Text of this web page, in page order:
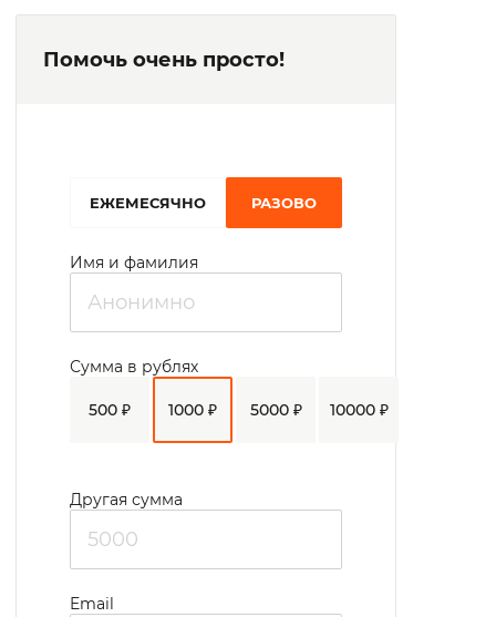
Помочь очень просто!
EЖЕМЕСЯЧНО РАЗОВО
Имя и фамилия
500 ₽ 1000 ₽ 5000 ₽ 10000 ₽
Сумма в рублях
Другая сумма
Email